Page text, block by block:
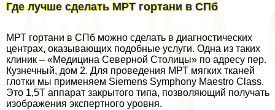
Где лучше сделать МРТ гортани в СПб
МРТ гортани в СПб можно сделать в диагностических
центрах, оказывающих подобные услуги. Одна из таких
клиник – «Медицина Северной Столицы» по адресу пер.
Кузнечный, дом 2. Для проведения МРТ мягких тканей
глотки мы применяем Siemens Symphony Maestro Class.
Это 1,5Т аппарат закрытого типа, позволяющий получать
изображения экспертного уровня.